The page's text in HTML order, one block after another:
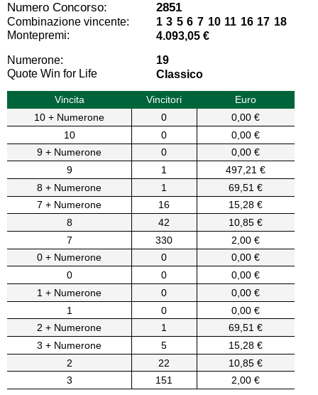
Numero Concorso: 2851
Combinazione vincente:
1 3 5 6 7 10 11 16 17 18
Montepremi:
4.093,05 €
Numerone:
19
Quote Win for Life
Classico
Vincita Vincitori
Euro
10 + Numerone
0
0,00 €
10
0
0,00 €
9 + Numerone
0
0,00 €
9
1
497,21 €
8 + Numerone
1
69,51 €
7 + Numerone
16
15,28 €
8
42
10,85 €
7
330
2,00 €
0 + Numerone
0
0,00 €
0
0
0,00 €
1 + Numerone
0
0,00 €
1
0
0,00 €
2 + Numerone
1
69,51 €
3 + Numerone
5
15,28 €
2
22
10,85 €
3
151 2,00 €